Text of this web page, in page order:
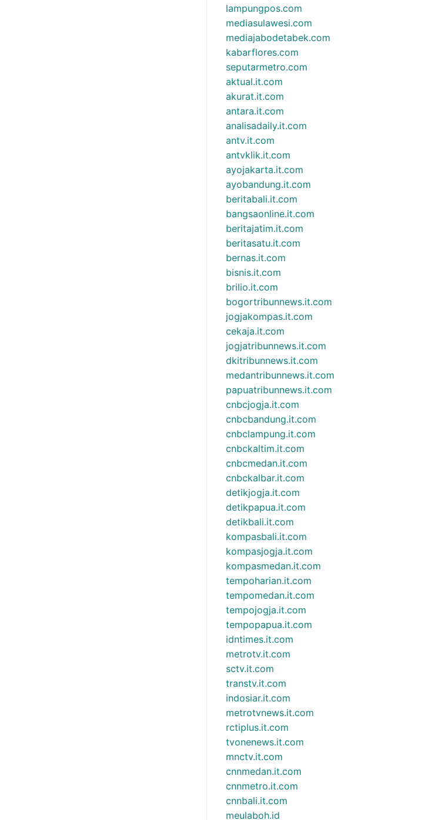
lampungpos.com
mediasulawesi.com
mediajabodetabek.com
kabarflores.com
seputarmetro.com
aktual.it.com
akurat.it.com
antara.it.com
analisadaily.it.com
antv.it.com
antvklik.it.com
ayojakarta.it.com
ayobandung.it.com
beritabali.it.com
bangsaonline.it.com
beritajatim.it.com
beritasatu.it.com
bernas.it.com
bisnis.it.com
brilio.it.com
bogortribunnews.it.com
jogjakompas.it.com
cekaja.it.com
jogjatribunnews.it.com
dkitribunnews.it.com
medantribunnews.it.com
papuatribunnews.it.com
cnbcjogja.it.com
cnbcbandung.it.com
cnbclampung.it.com
cnbckaltim.it.com
cnbcmedan.it.com
cnbckalbar.it.com
detikjogja.it.com
detikpapua.it.com
detikbali.it.com
kompasbali.it.com
kompasjogja.it.com
kompasmedan.it.com
tempoharian.it.com
tempomedan.it.com
tempojogja.it.com
tempopapua.it.com
idntimes.it.com
metrotv.it.com
sctv.it.com
transtv.it.com
indosiar.it.com
metrotvnews.it.com
rctiplus.it.com
tvonenews.it.com
mnctv.it.com
cnnmedan.it.com
cnnmetro.it.com
cnnbali.it.com
meulaboh.id